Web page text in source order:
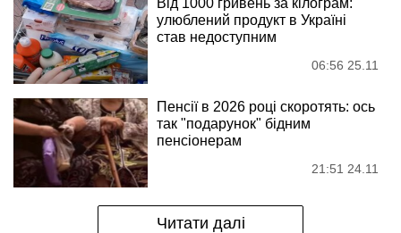
улюблений продукт в Україні
став недоступним
06:56 25.11
Пенсії в 2026 році скоротять: ось
так "подарунок" бідним
пенсіонерам
21:51 24.11
Читати далі